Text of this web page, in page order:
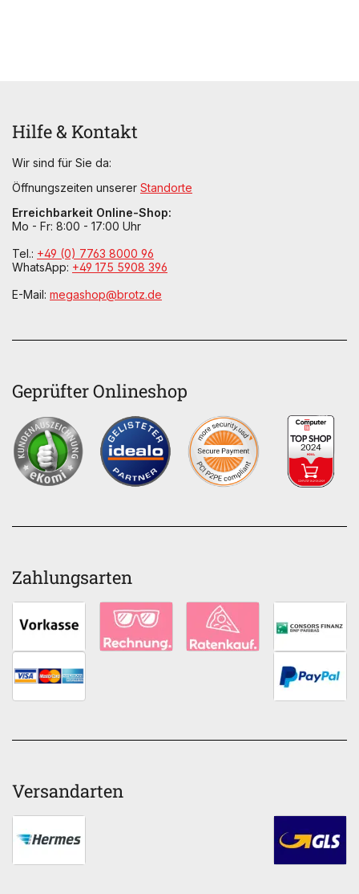
Hilfe & Kontakt
Wir sind für Sie da:
Öffnungszeiten unserer Standorte
Erreichbarkeit Online-Shop:
Mo - Fr: 8:00 - 17:00 Uhr
Tel.: +49 (0) 7763 8000 96
WhatsApp: +49 175 5908 396
E-Mail: megashop@brotz.de
Geprüfter Onlineshop
Zahlungsarten
Versandarten